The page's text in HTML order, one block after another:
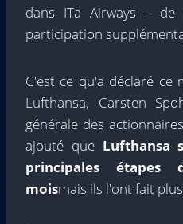
dans ITa Airways –
participation
C'est ce qu'a déclaré ce
Lufthansa, Carsten
générale des
ajouté que Lufthansa
principales étapes
moismais ils l'ont fait